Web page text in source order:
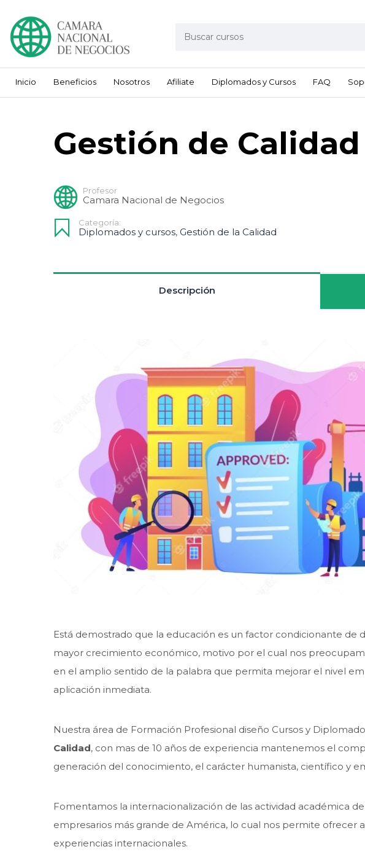
Inicio Beneficios Nosotros Afiliate Diplomados y Cursos FAQ
Gestión de Calidad
Profesor
Camara Nacional de Negocios
Categoría:
Diplomados y cursos, Gestión de la Calidad
Descripción
Está demostrado que la educación es un factor condicionante de
mayor crecimiento económico, motivo por el cual nos
en el amplio sentido de la palabra que permita mejorar el nivel
aplicación inmediata.
Nuestra área de Formación Profesional diseño Cursos y
Calidad, con mas de 10 años de experiencia mantenemos el
generación del conocimiento, el carácter humanista, científico y
Fomentamos la internacionalización de las actividad académica
empresarios más grande de América, lo cual nos permite ofrecer
experiencias internacionales.